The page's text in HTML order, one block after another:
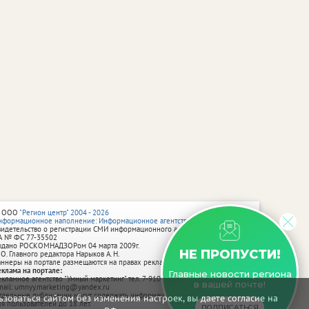
сайтом без изменения настроек, вы даете согласие на
НЕ ПРОПУСТИ!
Главные новости региона
в вашей почте!
"Регион центр" 2004 - 2026
наполнение: Информационное агентство vRossii.ru
о регистрации СМИ информационного агентства vRossii.ru
№ ФС 77‑35502
РОСКОМНАДЗОРом 04 марта 2009г.
Главного редактора Нарыков А. Н.
на портале размещаются на правах рекламы.
на портале:
агентство "Умный маркетинг" тел. 7-910-267-70-40,
umnyy.marketing@yandex.ru
публикации могут содержать информацию, не предназначенную
пользователей до 18 лет.